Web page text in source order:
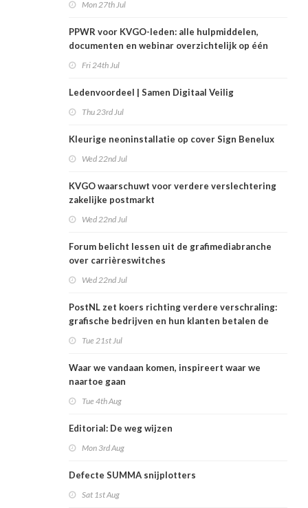
Mon 27th Jul
PPWR voor KVGO-leden: alle hulpmiddelen,
documenten en webinar overzichtelijk op één
Fri 24th Jul
Ledenvoordeel | Samen Digitaal Veilig
Thu 23rd Jul
Kleurige neoninstallatie op cover Sign Benelux
Wed 22nd Jul
KVGO waarschuwt voor verdere verslechtering
zakelijke postmarkt
Wed 22nd Jul
Forum belicht lessen uit de grafimediabranche
over carrièreswitches
Wed 22nd Jul
PostNL zet koers richting verdere verschraling:
grafische bedrijven en hun klanten betalen de
Tue 21st Jul
Waar we vandaan komen, inspireert waar we
naartoe gaan
Tue 4th Aug
Editorial: De weg wijzen
Mon 3rd Aug
Defecte SUMMA snijplotters
Sat 1st Aug